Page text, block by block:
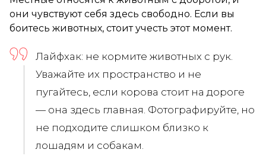
они чувствуют себя здесь свободно. Если вы
боитесь животных, стоит учесть этот момент.
Лайфхак: не кормите животных с рук.
Уважайте их пространство и не
пугайтесь, если корова стоит на дороге
— она здесь главная. Фотографируйте, но
не подходите слишком близко к
лошадям и собакам.